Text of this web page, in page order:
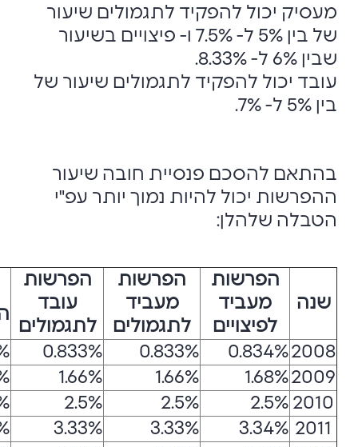
מעסיק יכול להפקיד לתגמולים שיעור
של בין 5% ל- 7.5% ו- פיצויים בשיעור
שבין 6% ל- 8.33%.
עובד יכול להפקיד לתגמולים שיעור של
בין 5% ל- 7%.
בהתאם להסכם פנסיית חובה שיעור
ההפרשות יכול להיות נמוך יותר עפ"י
הטבלה שלהלן:
שנה
הפרשות
מעביד
לפיצויים
הפרשות
מעביד
לתגמולים
הפרשות
עובד
לתגמולים
2008
0.834%
0.833%
0.833%
2009
1.68%
1.66%
1.66%
2010
2.5%
2.5%
2.5%
2011
3.34%
3.33%
3.33%